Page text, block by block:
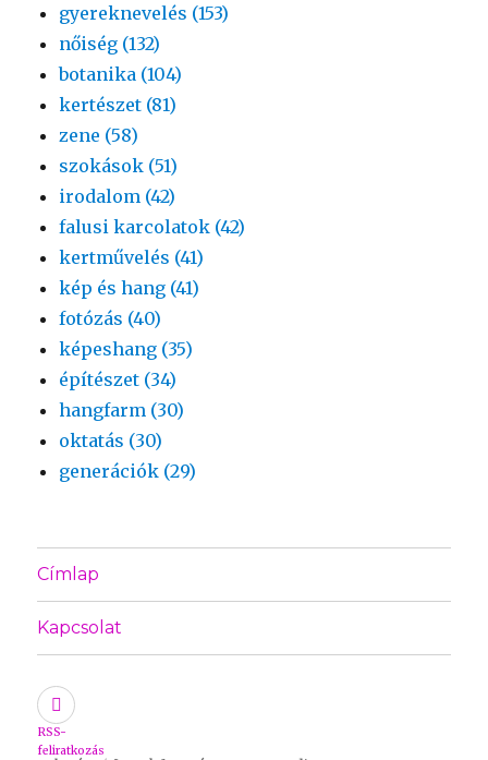
gyereknevelés (153)
nőiség (132)
botanika (104)
kertészet (81)
zene (58)
szokások (51)
irodalom (42)
falusi karcolatok (42)
kertművelés (41)
kép és hang (41)
fotózás (40)
képeshang (35)
építészet (34)
hangfarm (30)
oktatás (30)
generációk (29)
Címlap
Kapcsolat
RSS-
feliratkozás